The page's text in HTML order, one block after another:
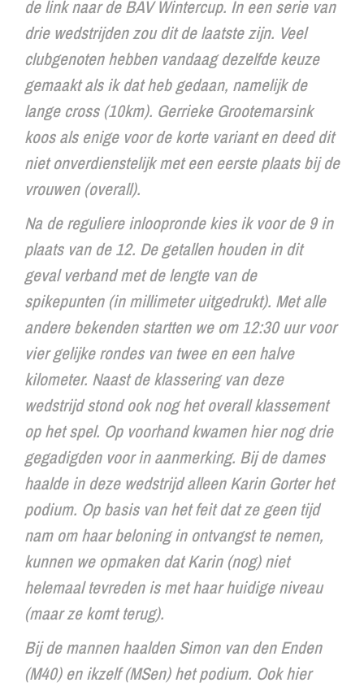
de link naar de BAV Wintercup. In een serie van
drie wedstrijden zou dit de laatste zijn. Veel
clubgenoten hebben vandaag dezelfde keuze
gemaakt als ik dat heb gedaan, namelijk de
lange cross (10km). Gerrieke Grootemarsink
koos als enige voor de korte variant en deed dit
niet onverdienstelijk met een eerste plaats bij de
vrouwen (overall).
Na de reguliere inloopronde kies ik voor de 9 in
plaats van de 12. De getallen houden in dit
geval verband met de lengte van de
spikepunten (in millimeter uitgedrukt). Met alle
andere bekenden startten we om 12:30 uur voor
vier gelijke rondes van twee en een halve
kilometer. Naast de klassering van deze
wedstrijd stond ook nog het overall klassement
op het spel. Op voorhand kwamen hier nog drie
gegadigden voor in aanmerking. Bij de dames
haalde in deze wedstrijd alleen Karin Gorter het
podium. Op basis van het feit dat ze geen tijd
nam om haar beloning in ontvangst te nemen,
kunnen we opmaken dat Karin (nog) niet
helemaal tevreden is met haar huidige niveau
(maar ze komt terug).
Bij de mannen haalden Simon van den Enden
(M40) en ikzelf (MSen) het podium. Ook hier